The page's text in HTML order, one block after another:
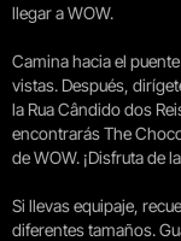
llegar a WOW.
Camina hacia el
vistas. Después,
la Rua Cândido dos
encontrarás The
de WOW. ¡Disfruta de
Si llevas equipaje,
diferentes tamaños.